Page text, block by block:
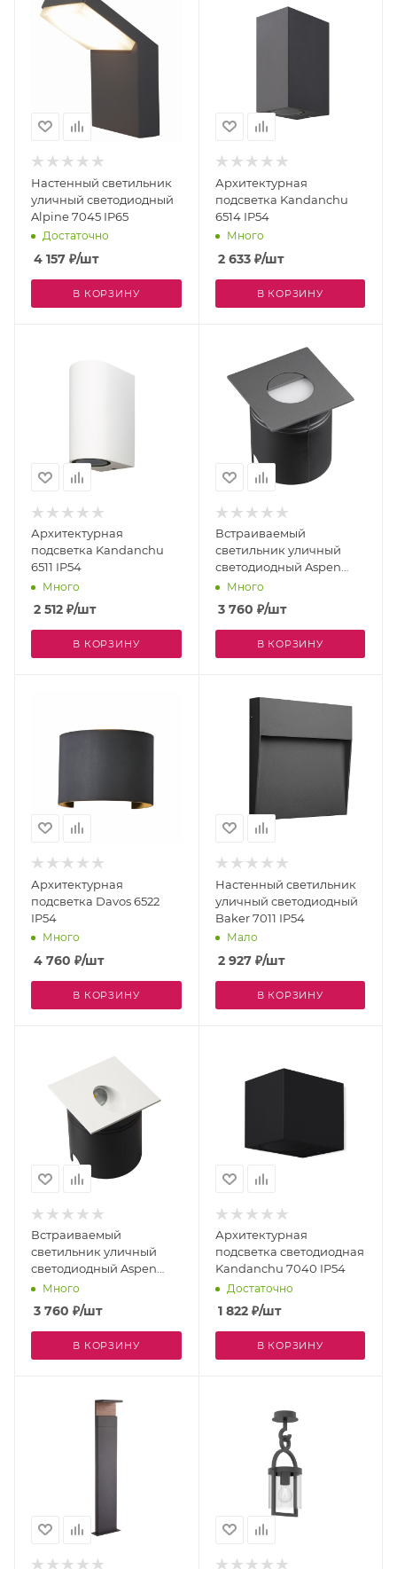
Настенный светильник
уличный светодиодный
Alpine 7045 IP65
Достаточно
4 157 ₽/шт
В КОРЗИНУ
Архитектурная
подсветка Kandanchu
6514 IP54
Много
2 633₽/шт
В КОРЗИНУ
Архитектурная
подсветка Kandanchu
6511 IP54
Много
2 512 ₽/шт
В КОРЗИНУ
Встраиваемый
светильник уличный
светодиодный Aspen
7030 IP65
Много
3 760 ₽/шт
В КОРЗИНУ
Архитектурная
подсветка Davos 6522
IP54
Много
4 760 ₽/шт
В КОРЗИНУ
Настенный светильник
уличный светодиодный
Baker 7011 IP54
Мало
2 927₽/шт
В КОРЗИНУ
Встраиваемый
светильник уличный
светодиодный Aspen
7026 IP65
Много
3 760 ₽/шт
В КОРЗИНУ
Архитектурная
подсветка светодиодная
Kandanchu 7040 IP54
Достаточно
1 822₽/шт
В КОРЗИНУ